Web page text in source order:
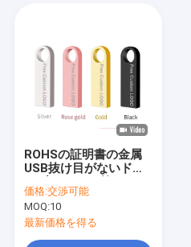
ROHSの証明書の金属
USB抜け目がないドラ
ない破片UDP
価格:交渉可能
MOQ:10
最新価格を得る